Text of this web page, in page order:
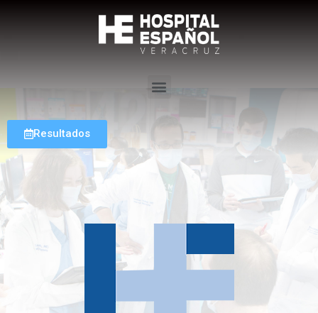
Resultados